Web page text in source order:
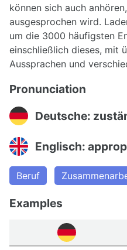
können sich auch
ausgesprochen wird.
um die 3000 häufigsten
einschließlich dieses, mit
Aussprachen und
Pronunciation
Deutsche:
Englisch:
Beruf
Examples